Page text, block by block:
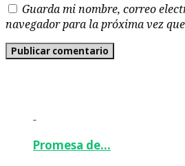
Guarda mi nombre, correo
navegador para la próxima vez
-
Promesa de…